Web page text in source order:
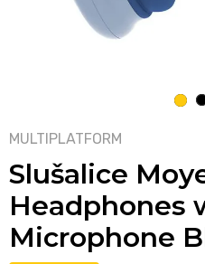
1
MULTIPLATFORM
Slušalice
Headphones
Microphone